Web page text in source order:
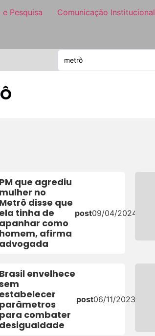
Pesquisa Comunicação Institucional
PM que agrediu
mulher no
Metrô disse que
ela tinha de
apanhar como
homem, afirma
advogada
post09/04/2024
Brasil envelhece
estabelecer
parâmetros
para combater
desigualdade
post06/11/2023